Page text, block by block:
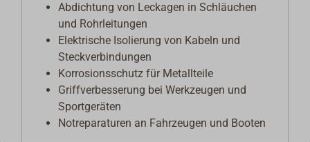
Abdichtung von Leckagen in Schläuchen
und Rohrleitungen
Elektrische Isolierung von Kabeln und
Steckverbindungen
Korrosionsschutz für Metallteile
Griffverbesserung bei Werkzeugen und
Sportgeräten
Notreparaturen an Fahrzeugen und Booten